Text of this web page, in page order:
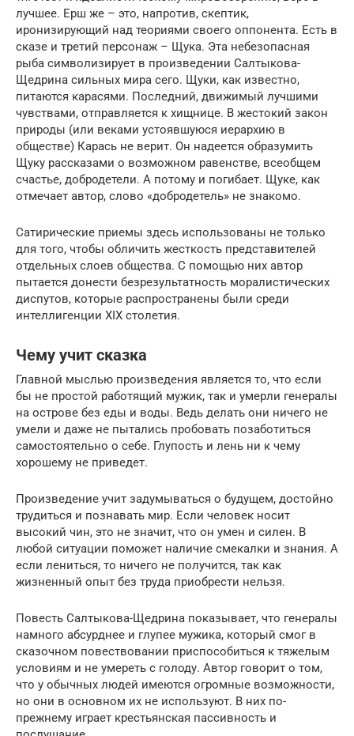
лучшее. Ерш же – это, напротив, скептик,
иронизирующий над теориями своего оппонента. Есть в
сказе и третий персонаж – Щука. Эта небезопасная
рыба символизирует в произведении Салтыкова-
Щедрина сильных мира сего. Щуки, как известно,
питаются карасями. Последний, движимый лучшими
чувствами, отправляется к хищнице. В жестокий закон
природы (или веками устоявшуюся иерархию в
обществе) Карась не верит. Он надеется образумить
Щуку рассказами о возможном равенстве, всеобщем
счастье, добродетели. А потому и погибает. Щуке, как
отмечает автор, слово «добродетель» не знакомо.
Сатирические приемы здесь использованы не только
для того, чтобы обличить жесткость представителей
отдельных слоев общества. С помощью них автор
пытается донести безрезультатность моралистических
диспутов, которые распространены были среди
интеллигенции XIX столетия.
Чему учит сказка
Главной мыслью произведения является то, что если
бы не простой работящий мужик, так и умерли генералы
на острове без еды и воды. Ведь делать они ничего не
умели и даже не пытались пробовать позаботиться
самостоятельно о себе. Глупость и лень ни к чему
хорошему не приведет.
Произведение учит задумываться о будущем, достойно
трудиться и познавать мир. Если человек носит
высокий чин, это не значит, что он умен и силен. В
любой ситуации поможет наличие смекалки и знания. А
если лениться, то ничего не получится, так как
жизненный опыт без труда приобрести нельзя.
Повесть Салтыкова-Щедрина показывает, что генералы
намного абсурднее и глупее мужика, который смог в
сказочном повествовании приспособиться к тяжелым
условиям и не умереть с голоду. Автор говорит о том,
что у обычных людей имеются огромные возможности,
но они в основном их не используют. В них по-
прежнему играет крестьянская пассивность и